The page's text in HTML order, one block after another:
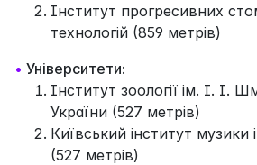
Інститут прогресивних
технологій (859 метрів)
• Університети:
Інститут зоології ім. І. І.
України (527 метрів)
Київський інститут музики
(527 метрів)